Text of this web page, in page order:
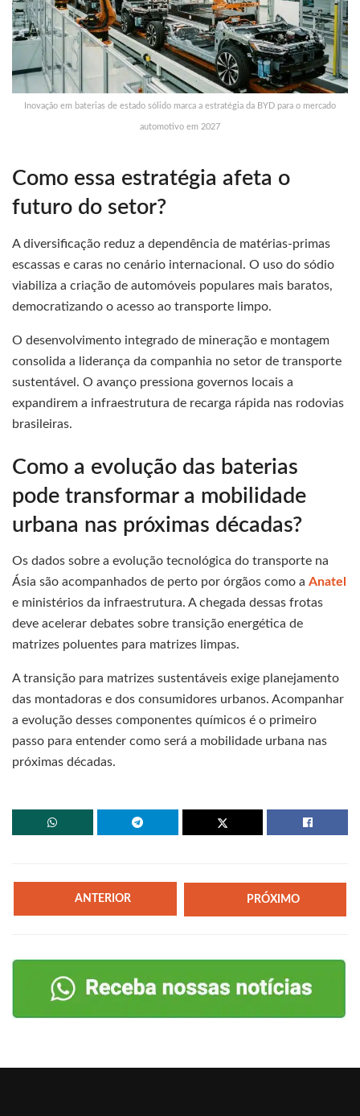
Inovação em baterias de estado sólido marca a estratégia da BYD para o mercado
automotivo em 2027
Como essa estratégia afeta o
futuro do setor?
A diversificação reduz a dependência de matérias-primas
escassas e caras no cenário internacional. O uso do sódio
viabiliza a criação de automóveis populares mais baratos,
democratizando o acesso ao transporte limpo.
O desenvolvimento integrado de mineração e montagem
consolida a liderança da companhia no setor de transporte
sustentável. O avanço pressiona governos locais a
expandirem a infraestrutura de recarga rápida nas rodovias
brasileiras.
Como a evolução das baterias
pode transformar a mobilidade
urbana nas próximas décadas?
Os dados sobre a evolução tecnológica do transporte na
Ásia são acompanhados de perto por órgãos como a Anatel
e ministérios da infraestrutura. A chegada dessas frotas
deve acelerar debates sobre transição energética de
matrizes poluentes para matrizes limpas.
A transição para matrizes sustentáveis exige planejamento
das montadoras e dos consumidores urbanos. Acompanhar
a evolução desses componentes químicos é o primeiro
passo para entender como será a mobilidade urbana nas
próximas décadas.
ANTERIOR PRÓXIMO